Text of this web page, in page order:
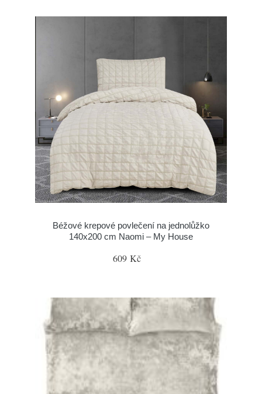
Béžové krepové povlečení na jednolůžko
140x200 cm Naomi – My House
609 Kč